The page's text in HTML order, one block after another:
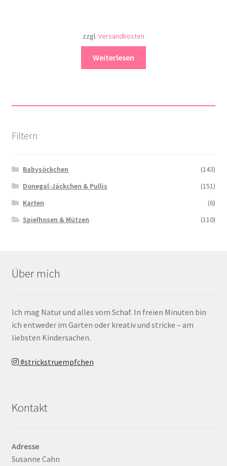
zzgl. Versandkosten
Weiterlesen
Filtern
Babysöckchen
(143)
Donegal-Jäckchen & Pullis
(151)
Karten
(6)
Spielhosen & Mützen
(110)
Über mich
Ich mag Natur und alles vom Schaf. In freien Minuten bin
ich entweder im Garten oder kreativ und stricke – am
liebsten Kindersachen.
#strickstruempfchen
Kontakt
Adresse
Susanne Cahn